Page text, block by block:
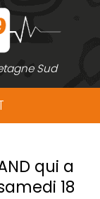
Sud
qui a
18